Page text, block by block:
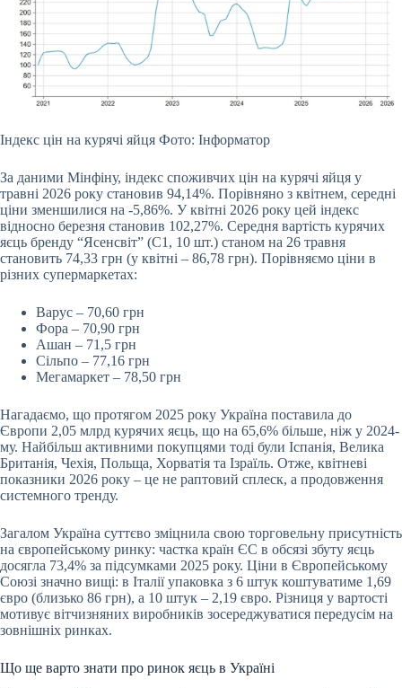
Індекс цін на курячі яйця Фото: Інформатор
За даними Мінфіну, індекс споживчих цін на курячі яйця у
травні 2026 року становив 94,14%. Порівняно з квітнем, середні
ціни зменшилися на -5,86%. У квітні 2026 року цей індекс
відносно березня становив 102,27%. Середня вартість курячих
яєць бренду “Ясенсвіт” (С1, 10 шт.) станом на 26 травня
становить 74,33 грн (у квітні – 86,78 грн). Порівняємо ціни в
різних супермаркетах:
Варус – 70,60 грн
Фора – 70,90 грн
Ашан – 71,5 грн
Сільпо – 77,16 грн
Мегамаркет – 78,50 грн
Нагадаємо, що протягом 2025 року Україна поставила до
Європи 2,05 млрд курячих яєць, що на 65,6% більше, ніж у 2024-
му. Найбільш активними покупцями тоді були Іспанія, Велика
Британія, Чехія, Польща, Хорватія та Ізраїль. Отже, квітневі
показники 2026 року – це не раптовий сплеск, а продовження
системного тренду.
Загалом Україна суттєво зміцнила свою торговельну присутність
на європейському ринку: частка країн ЄС в обсязі збуту яєць
досягла 73,4% за підсумками 2025 року. Ціни в Європейському
Союзі значно вищі: в Італії упаковка з 6 штук коштуватиме 1,69
євро (близько 86 грн), а 10 штук – 2,19 євро. Різниця у вартості
мотивує вітчизняних виробників зосереджуватися передусім на
зовнішніх ринках.
Що ще варто знати про ринок яєць в Україні